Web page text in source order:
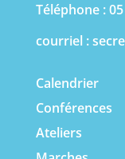
Téléphone : 05
courriel :
Calendrier
Conférences
Ateliers